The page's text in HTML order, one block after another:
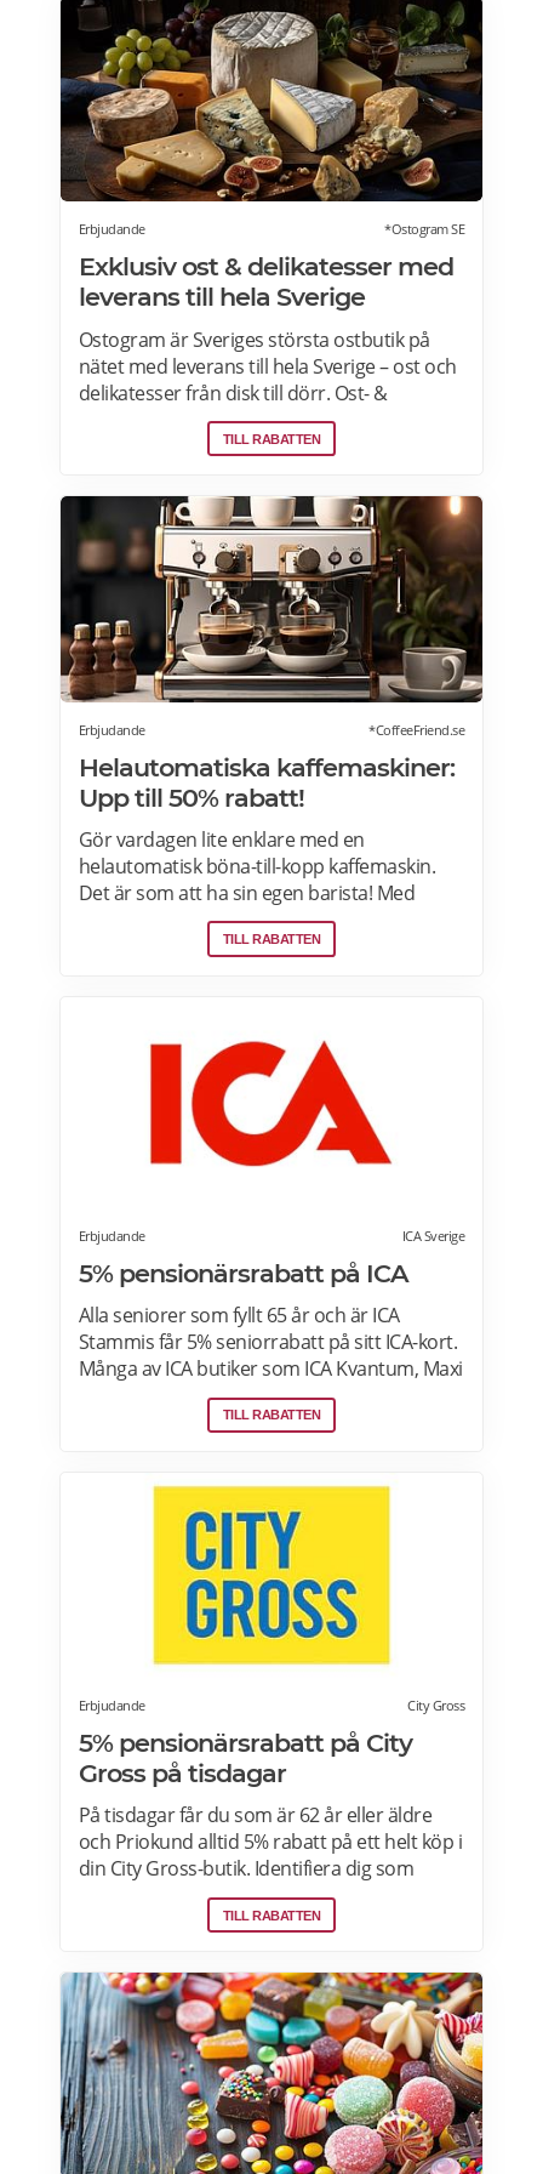
endast ordinarie priser och kan inte
kombineras med andra rabatter. Läs mer
om pensionärsrabatter på Coop här.
Erbjudande *Ostogram SE
Exklusiv ost & delikatesser med
leverans till hela Sverige
Ostogram är Sveriges största ostbutik på
nätet med leverans till hela Sverige – ost och
delikatesser från disk till dörr. Ost- &
charkprodukter. Färdiga presentlådor.
Ostbrickor. Ostogram skickar alla paket med
innebär att paketet ställs utanför dörren vid
leverans. Läs mer om Ostogram
erbjudanden här>>>
TILL RABATTEN
Erbjudande *CoffeeFriend.se
Helautomatiska kaffemaskiner:
Upp till 50% rabatt!
Gör vardagen lite enklare med en
helautomatisk böna-till-kopp kaffemaskin.
Det är som att ha sin egen barista! Med
kaffemaskiner har du möjlighet att finjustera
styrka, temperatur, arominställning
TILL RABATTEN
Erbjudande ICA Sverige
5% pensionärsrabatt på ICA
Alla seniorer som fyllt 65 år och är ICA
Stammis får 5% seniorrabatt på sitt ICA-kort.
Många av ICA butiker som ICA Kvantum, Maxi
Stormarknad eller ICA Supermarket erbjuder
pensionärsrabatt. Läs mer om vilken ICA-
och online. Välj din favoritbutik för att se
aktuella erbjudanden. Läs mer om
pensionärsrabatter på ICA här.
TILL RABATTEN
Erbjudande City Gross
5% pensionärsrabatt på City
Gross på tisdagar
På tisdagar får du som är 62 år eller äldre
och Priokund alltid 5% rabatt på ett helt köp i
din City Gross-butik. Identifiera dig som
Priokund och säg bara till i kassan i butiken
så löser vi in rabatten. Gäller ej citygross.se,
nikotinprodukter, läkemedel,
välgörenhetsprodukter,
modersmjölksersättning, presentkort och
pant. Läs mer om pensionärsrabatter på City
Gross här.
TILL RABATTEN